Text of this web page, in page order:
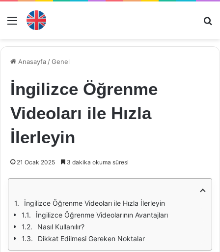
Menü
Anasayfa /Genel
İngilizce Öğrenme
Videoları ile Hızla
İlerleyin
21 Ocak 2025 3 dakika okuma süresi
İngilizce Öğrenme Videoları ile Hızla İlerleyin
İngilizce Öğrenme Videolarının Avantajları
Nasıl Kullanılır?
Dikkat Edilmesi Gereken Noktalar